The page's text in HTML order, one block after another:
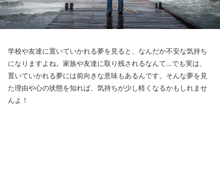
学校や友達に置いていかれる夢を見ると、なんだか不安な気持ち
になりますよね。家族や友達に取り残されるなんて…でも実は、
置いていかれる夢には前向きな意味もあるんです。そんな夢を見
た理由や心の状態を知れば、気持ちが少し軽くなるかもしれませ
んよ！